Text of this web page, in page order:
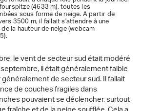
(4633 m), toutes les
sous forme de neige. A partir de
3500 m, il fallait s'attendre à une
la hauteur de neige (webcam
le vent de secteur sud était modéré
il était généralement faible
de secteur sud. Il fallait
de couches fragiles dans
pouvaient se déclencher, surtout